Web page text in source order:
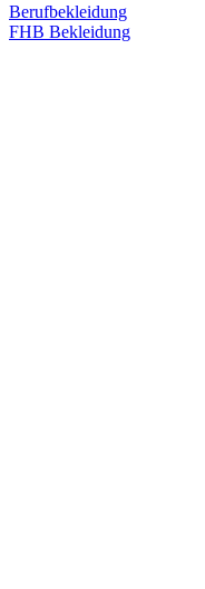
Berufbekleidung
FHB Bekleidung